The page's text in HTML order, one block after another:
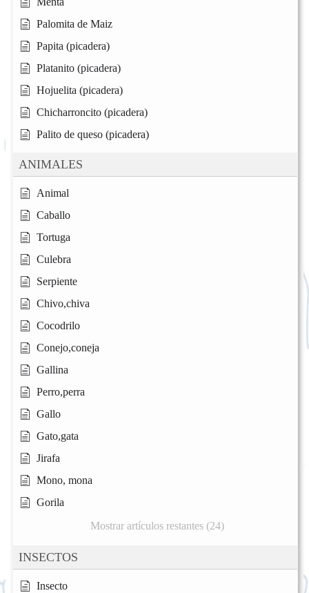
Palomita de Maiz
Papita (picadera)
Platanito (picadera)
Hojuelita (picadera)
Chicharroncito (picadera)
Palito de queso (picadera)
ANIMALES
Animal
Caballo
Tortuga
Culebra
Serpiente
Chivo,chiva
Cocodrilo
Conejo,coneja
Gallina
Perro,perra
Gallo
Gato,gata
Jirafa
Mono, mona
Gorila
Mostrar artículos restantes (24)
INSECTOS
Insecto